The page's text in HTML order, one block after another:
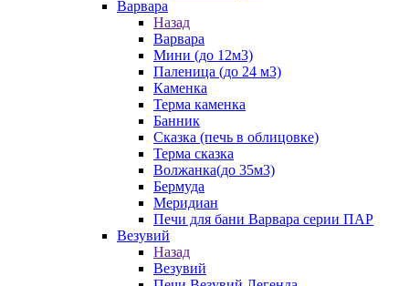
Варвара
Назад
Варвара
Мини (до 12м3)
Паленица (до 24 м3)
Каменка
Терма каменка
Банник
Сказка (печь в облицовке)
Терма сказка
Волжанка(до 35м3)
Бермуда
Меридиан
Печи для бани Варвара серии ПАР
Везувий
Назад
Везувий